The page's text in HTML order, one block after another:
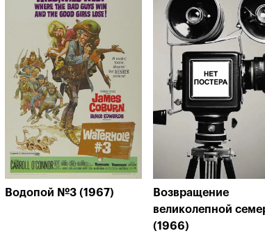
Водопой №3 (1967)
Возвращение
великолепной
(1966)